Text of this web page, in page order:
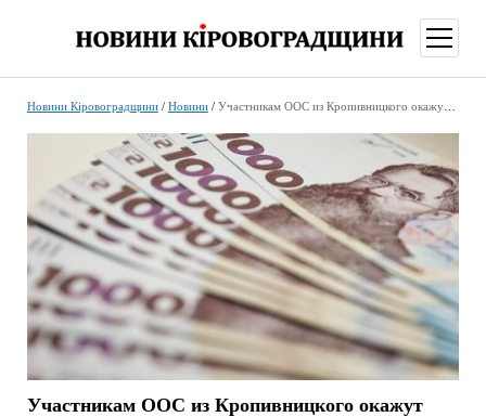
меню
Новини Кіровоградщини/ Новини/ Участникам ООС из Кропивницкого окажут денежную помощь
Участникам ООС из Кропивницкого окажут